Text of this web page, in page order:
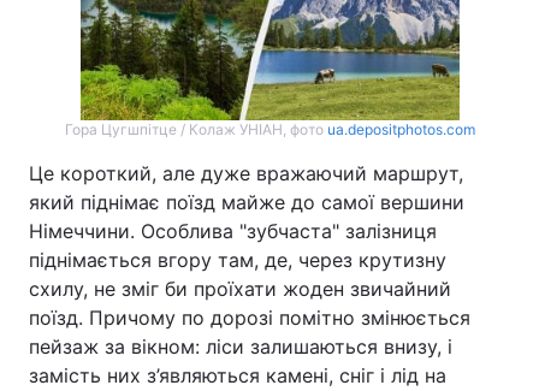
Гора Цугшпітце / Колаж УНІАН, фото ua.depositphotos.com
Це короткий, але дуже вражаючий маршрут,
який піднімає поїзд майже до самої вершини
Німеччини. Особлива "зубчаста" залізниця
піднімається вгору там, де, через крутизну
схилу, не зміг би проїхати жоден звичайний
поїзд. Причому по дорозі помітно змінюється
пейзаж за вікном: ліси залишаються внизу, і
замість них з’являються камені, сніг і лід на